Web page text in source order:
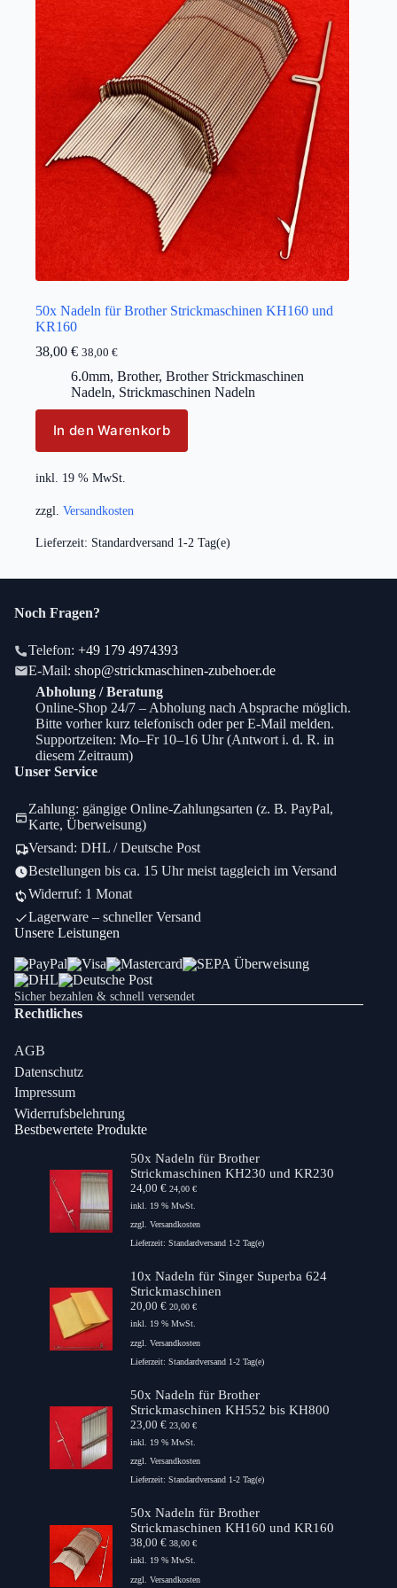
50x Nadeln für Brother Strickmaschinen KH160 und
KR160
38,00 € 38,00 €
6.0mm, Brother, Brother Strickmaschinen
Nadeln, Strickmaschinen Nadeln
In den Warenkorb
inkl. 19 % MwSt.
zzgl. Versandkosten
Lieferzeit: Standardversand 1-2 Tag(e)
Noch Fragen?
Telefon: +49 179 4974393
E-Mail: shop@strickmaschinen-zubehoer.de
Abholung / Beratung
Online-Shop 24/7 – Abholung nach Absprache möglich.
Bitte vorher kurz telefonisch oder per E-Mail melden.
Supportzeiten: Mo–Fr 10–16 Uhr (Antwort i. d. R. in
diesem Zeitraum)
Unser Service
Zahlung: gängige Online-Zahlungsarten (z. B. PayPal,
Karte, Überweisung)
Versand: DHL / Deutsche Post
Bestellungen bis ca. 15 Uhr meist taggleich im Versand
Widerruf: 1 Monat
Lagerware – schneller Versand
Unsere Leistungen
Sicher bezahlen & schnell versendet
Rechtliches
AGB
Datenschutz
Impressum
Widerrufsbelehrung
Bestbewertete Produkte
50x Nadeln für Brother
Strickmaschinen KH230 und KR230
24,00 € 24,00 €
inkl. 19 % MwSt.
zzgl. Versandkosten
Lieferzeit: Standardversand 1-2 Tag(e)
10x Nadeln für Singer Superba 624
Strickmaschinen
20,00 € 20,00 €
inkl. 19 % MwSt.
zzgl. Versandkosten
Lieferzeit: Standardversand 1-2 Tag(e)
50x Nadeln für Brother
Strickmaschinen KH552 bis KH800
23,00 € 23,00 €
inkl. 19 % MwSt.
zzgl. Versandkosten
Lieferzeit: Standardversand 1-2 Tag(e)
50x Nadeln für Brother
Strickmaschinen KH160 und KR160
38,00 € 38,00 €
inkl. 19 % MwSt.
zzgl. Versandkosten